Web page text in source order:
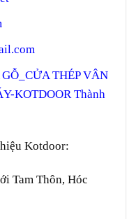
THÉP VÂN
KOTDOOR Thành
Kotdoor:
Tam Thôn, Hóc